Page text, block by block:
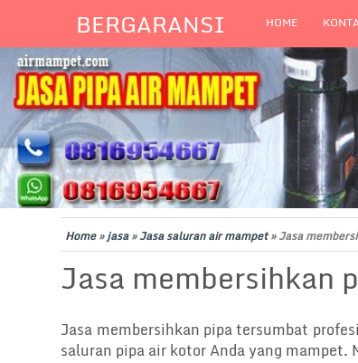
BERGARANSI HOME
Home»jasa»Jasa saluran air mampet»Jasa
Jasa membersihkan
Jasa membersihkan pipa tersumbat
saluran pipa air kotor Anda yang